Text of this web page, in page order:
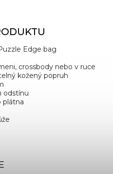
Edge bag
crossbody nebo v ruce
kožený popruh
odstínu
plátna